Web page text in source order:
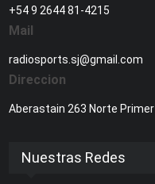
+54 9 2644 81-4215
Mail
radiosports.sj@gmail.com
Direccion
Aberastain 263 Norte
Nuestras Redes